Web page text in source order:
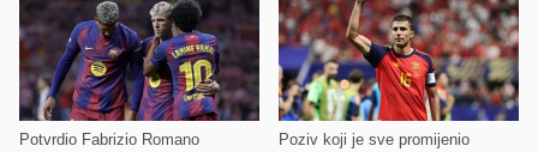
Potvrdio Fabrizio Romano Poziv koji je sve promijenio